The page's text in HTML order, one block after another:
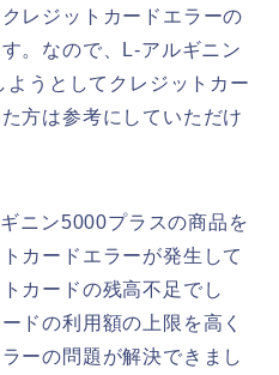
レジットカードエラーの
。なので、L-アルギニン
うとしてクレジットカー
方は参考にしていただけ
ニン5000プラスの商品を
カードエラーが発生して
カードの残高不足でし
ドの利用額の上限を高く
ーの問題が解決できまし